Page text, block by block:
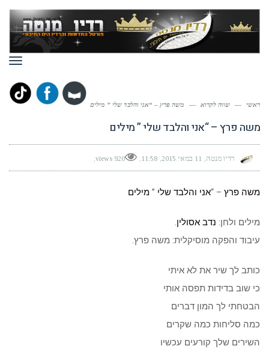
ראשי — שווה לקרוא — משה פרץ – “אני והלבד שלי ” מילים
משה פרץ – “אני והלבד שלי ” מילים
רדיו מנטה 11 במאי 2015 11:58
920 views
משה פרץ – “אני והלבד שלי ” מילים
מילים ולחן: נדב אסולין.
עיבוד והפקה מוסיקלית: משה פרץ.
כותב לך שיר את לא איתי
כי שוב בדידות תפסה אותי
הבטחתי לך המון דברים
כמה סליחות כמה שקרים
השירים שלך קורעים עכשיו